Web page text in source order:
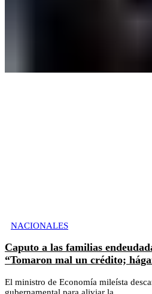
NACIONALES
Caputo a las familias
“Tomaron mal un crédito;
El ministro de Economía mileísta